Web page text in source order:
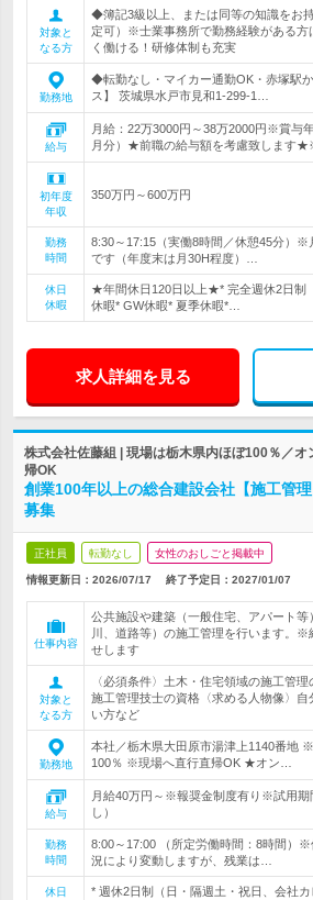
対象と
なる方
◆簿記3級以上、または同等の知識をお
定可）※士業事務所で勤務経験がある方
く働ける！研修体制も充実
勤務地
◆転勤なし・マイカー通勤OK・赤塚駅
ス】 茨城県水戸市見和1-299-1…
給与
月給：22万3000円～38万2000円※賞与
月分）★前職の給与額を考慮致します
初年度
年収
350万円～600万円
勤務
時間
8:30～17:15（実働8時間／休憩45分）※
です（年度末は月30H程度）…
休日
休暇
★年間休日120日以上★* 完全週休2日制
休暇* GW休暇* 夏季休暇*…
求人詳細を見る
株式会社佐藤組 | 現場は栃木県内ほぼ100％／
帰OK
創業100年以上の総合建設会社【施工管
募集
正社員 転勤なし 女性のおしごと掲載中
情報更新日：2026/07/17 終了予定日： 2027/01/07
仕事内容
公共施設や建築（一般住宅、アパート
川、道路等）の施工管理を行います。※
せします
対象と
なる方
〈必須条件〉土木・住宅領域の施工管
施工管理技士の資格〈求める人物像〉自
い方など
勤務地
本社／栃木県大田原市湯津上1140番地
100％ ※現場へ直行直帰OK ★オン…
給与
月給40万円～※報奨金制度有り※試用期
し）
勤務
時間
8:00～17:00 （所定労働時間：8時間）
況により変動しますが、残業は…
休日
* 週休2日制（日・隔週土・祝日、会社